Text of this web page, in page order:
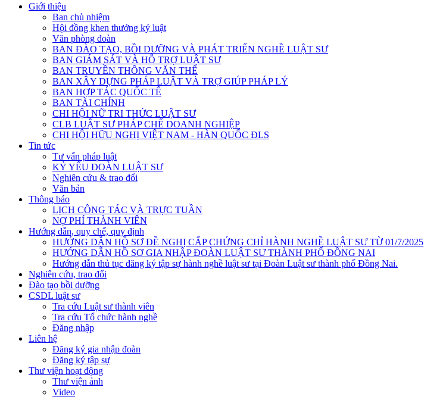
Giới thiệu
Ban chủ nhiệm
Hội đồng khen thưởng kỷ luật
Văn phòng đoàn
BAN ĐÀO TẠO, BỒI DƯỠNG VÀ PHÁT TRIỂN NGHỀ LUẬT SƯ
BAN GIÁM SÁT VÀ HỖ TRỢ LUẬT SƯ
BAN TRUYỀN THÔNG VĂN THỂ
BAN XÂY DỰNG PHÁP LUẬT VÀ TRỢ GIÚP PHÁP LÝ
BAN HỢP TÁC QUỐC TẾ
BAN TÀI CHÍNH
CHI HỘI NỮ TRI THỨC LUẬT SƯ
CLB LUẬT SƯ PHÁP CHẾ DOANH NGHIỆP
CHI HỘI HỮU NGHỊ VIỆT NAM - HÀN QUỐC ĐLS
Tin tức
Tư vấn pháp luật
KỶ YẾU ĐOÀN LUẬT SƯ
Nghiên cứu & trao đổi
Văn bản
Thông báo
LỊCH CÔNG TÁC VÀ TRỰC TUẦN
NỢ PHÍ THÀNH VIÊN
Hướng dẫn, quy chế, quy định
HƯỚNG DẪN HỒ SƠ ĐỀ NGHỊ CẤP CHỨNG CHỈ HÀNH NGHỀ LUẬT SƯ TỪ 01/7/2025
HƯỚNG DẪN HỒ SƠ GIA NHẬP ĐOÀN LUẬT SƯ THÀNH PHỐ ĐỒNG NAI
Hướng dẫn thủ tục đăng ký tập sự hành nghề luật sư tại Đoàn Luật sư thành phố Đồng Nai.
Nghiên cứu, trao đổi
Đào tạo bồi dưỡng
CSDL luật sư
Tra cứu Luật sư thành viên
Tra cứu Tổ chức hành nghề
Đăng nhập
Liên hệ
Đăng ký gia nhập đoàn
Đăng ký tập sự
Thư viện hoạt động
Thư viện ảnh
Video